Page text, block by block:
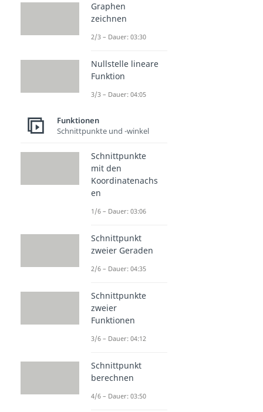
Graphen
zeichnen
2/3 – Dauer: 03:30
Nullstelle lineare
Funktion
3/3 – Dauer: 04:05
Funktionen
Schnittpunkte und -winkel
Schnittpunkte
mit den
Koordinatenachs
en
1/6 – Dauer: 03:06
Schnittpunkt
zweier Geraden
2/6 – Dauer: 04:35
Schnittpunkte
zweier
Funktionen
3/6 – Dauer: 04:12
Schnittpunkt
berechnen
4/6 – Dauer: 03:50